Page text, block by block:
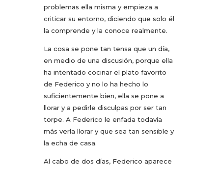
problemas ella misma y empieza a
criticar su entorno, diciendo que solo él
la comprende y la conoce realmente.
La cosa se pone tan tensa que un día,
en medio de una discusión, porque ella
ha intentado cocinar el plato favorito
de Federico y no lo ha hecho lo
suficientemente bien, ella se pone a
llorar y a pedirle disculpas por ser tan
torpe. A Federico le enfada todavía
más verla llorar y que sea tan sensible y
la echa de casa.
Al cabo de dos días, Federico aparece